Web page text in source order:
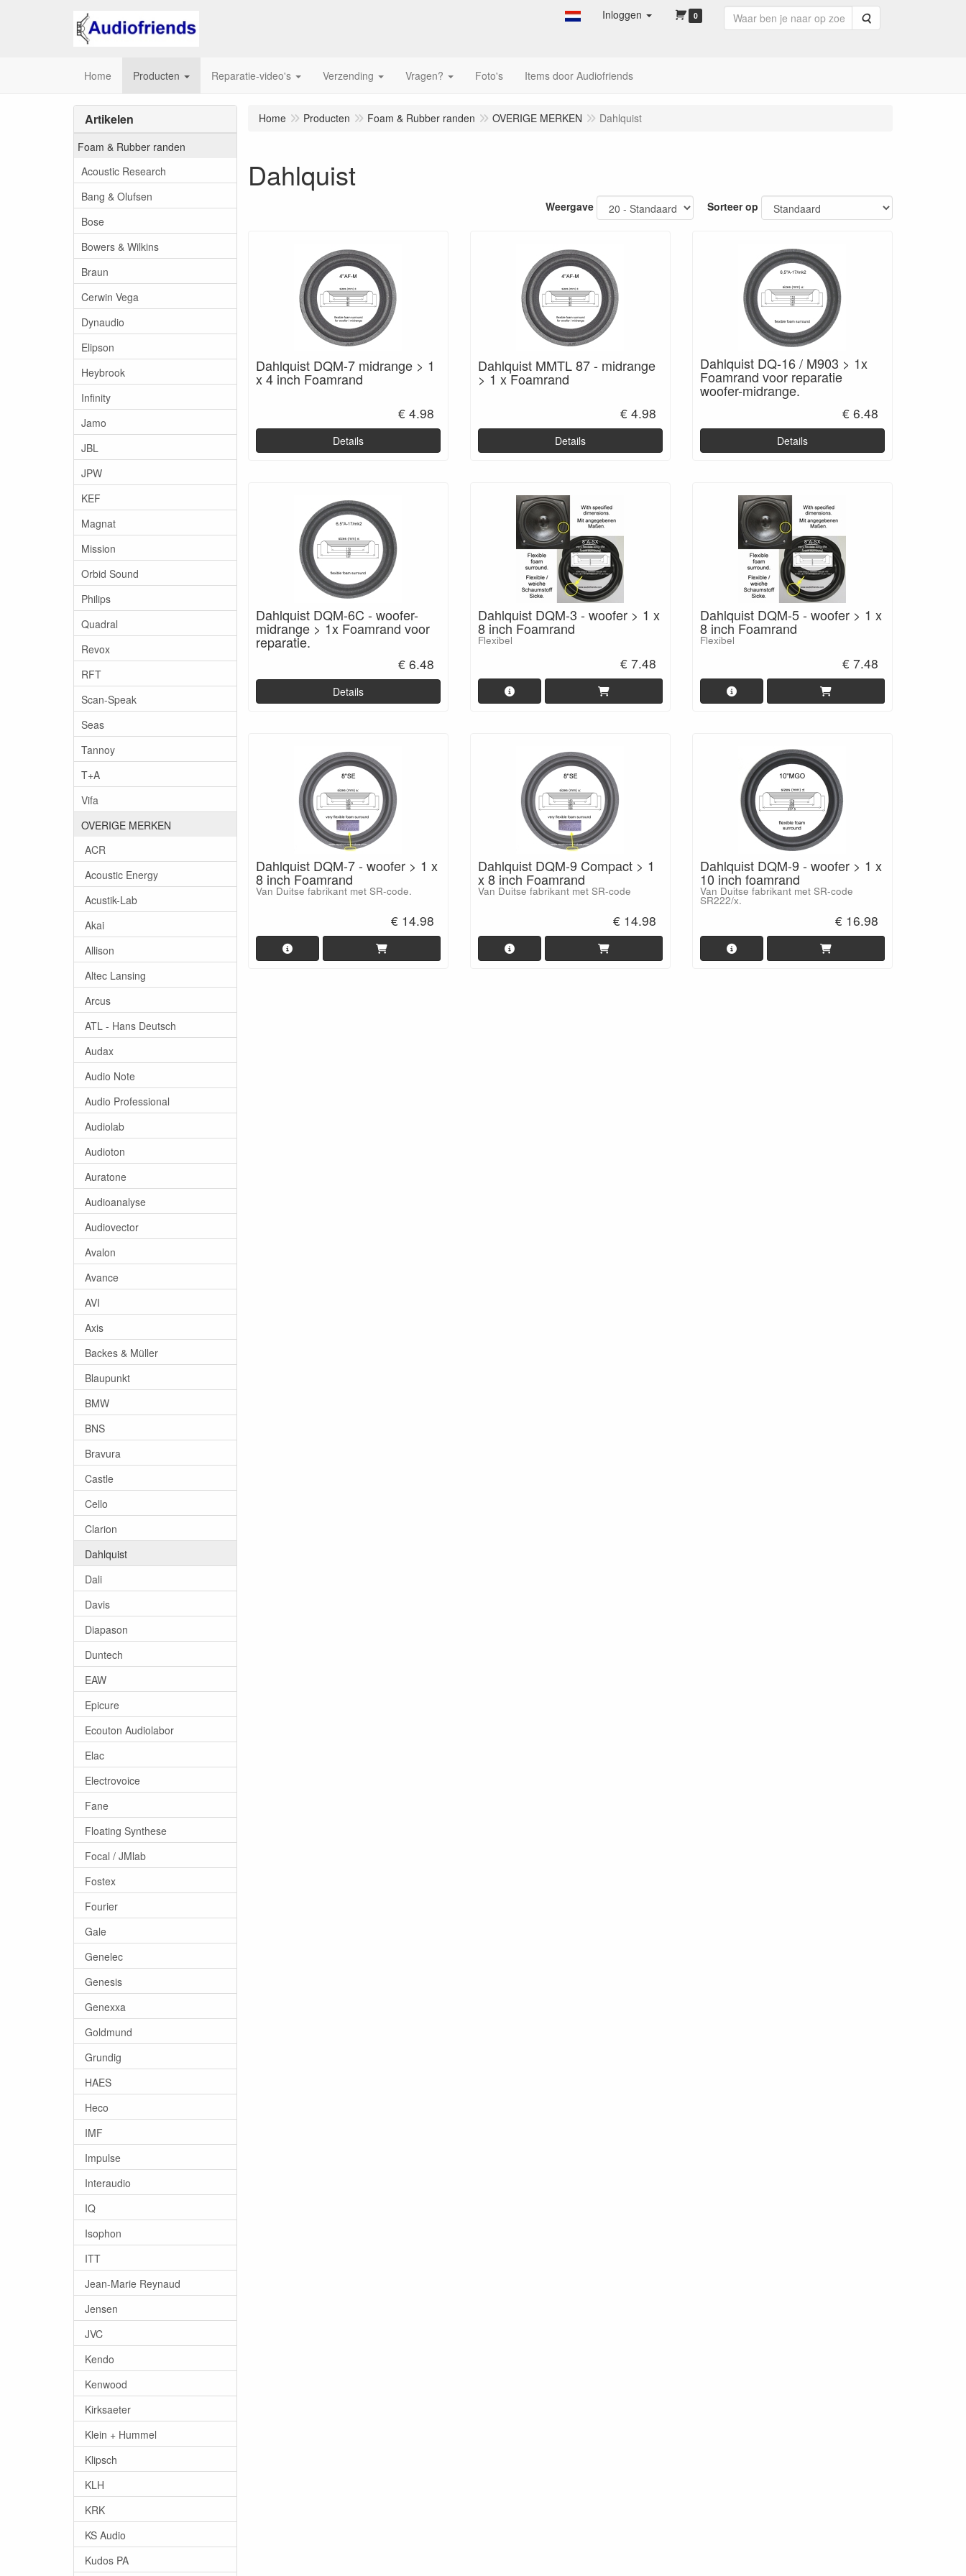
Inloggen 0 Zoeken
Home Producten Reparatie-video's Verzending Vragen? Foto's Items door Audiofriends
Artikelen
Foam & Rubber randen
Acoustic Research
Bang & Olufsen
Bose
Bowers & Wilkins
Braun
Cerwin Vega
Dynaudio
Elipson
Heybrook
Infinity
Jamo
JBL
JPW
KEF
Magnat
Mission
Orbid Sound
Philips
Quadral
Revox
RFT
Scan-Speak
Seas
Tannoy
T+A
Vifa
OVERIGE MERKEN
ACR
Acoustic Energy
Acustik-Lab
Akai
Allison
Altec Lansing
Arcus
ATL - Hans Deutsch
Audax
Audio Note
Audio Professional
Audiolab
Audioton
Auratone
Audioanalyse
Audiovector
Avalon
Avance
AVI
Axis
Backes & Müller
Blaupunkt
BMW
BNS
Bravura
Castle
Cello
Clarion
Dahlquist
Dali
Davis
Diapason
Duntech
EAW
Epicure
Ecouton Audiolabor
Elac
Electrovoice
Fane
Floating Synthese
Focal / JMlab
Fostex
Fourier
Gale
Genelec
Genesis
Genexxa
Goldmund
Grundig
HAES
Heco
IMF
Impulse
Interaudio
IQ
Isophon
ITT
Jean-Marie Reynaud
Jensen
JVC
Kendo
Kenwood
Kirksaeter
Klein + Hummel
Klipsch
KLH
KRK
KS Audio
Kudos PA
Home Producten Foam & Rubber randen OVERIGE MERKEN Dahlquist
Dahlquist
Weergave Sorteer op
Dahlquist DQM-7 midrange > 1
x 4 inch Foamrand
€ 4.98
Details
Dahlquist MMTL 87 - midrange
> 1 x Foamrand
€ 4.98
Details
Dahlquist DQ-16 / M903 > 1x
Foamrand voor reparatie
woofer-midrange.
€ 6.48
Details
Dahlquist DQM-6C - woofer-
midrange > 1x Foamrand voor
reparatie.
€ 6.48
Details
Dahlquist DQM-3 - woofer > 1 x
8 inch Foamrand
Flexibel
€ 7.48
Dahlquist DQM-5 - woofer > 1 x
8 inch Foamrand
Flexibel
€ 7.48
Dahlquist DQM-7 - woofer > 1 x
8 inch Foamrand
Van Duitse fabrikant met SR-code.
€ 14.98
Dahlquist DQM-9 Compact > 1
x 8 inch Foamrand
Van Duitse fabrikant met SR-code
€ 14.98
Dahlquist DQM-9 - woofer > 1 x
10 inch foamrand
Van Duitse fabrikant met SR-code
SR222/x.
€ 16.98